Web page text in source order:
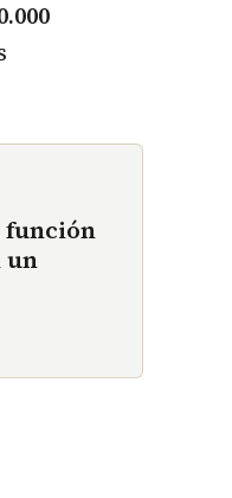
función
un